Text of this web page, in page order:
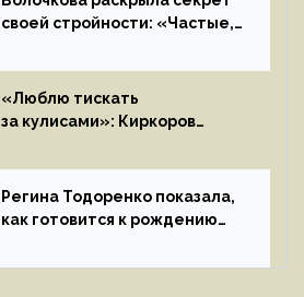
своей стройности: «Частые,
«Люблю тискать
за кулисами»: Киркоров
к молодой особе
Регина Тодоренко показала,
как готовится к рождению